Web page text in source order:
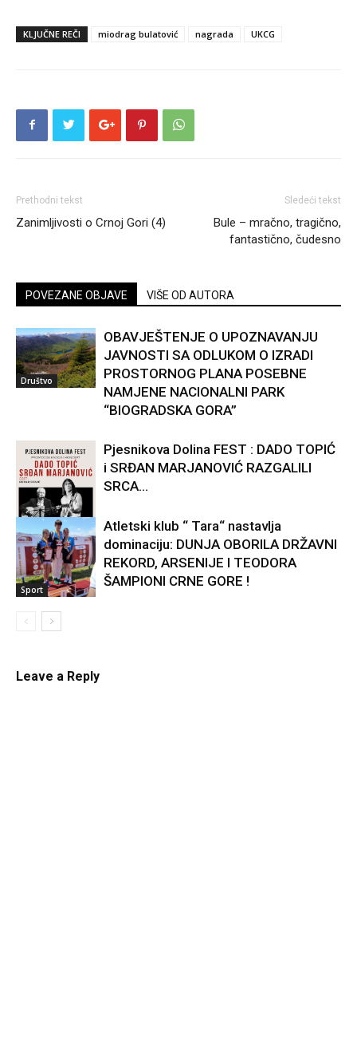
KLJUČNE REČI miodrag bulatović nagrada UKCG
Prethodni tekst
Zanimljivosti o Crnoj Gori (4)
Sledeći tekst
Bule – mračno, tragično,
fantastično, čudesno
POVEZANE OBJAVE VIŠE OD AUTORA
Društvo
OBAVJEŠTENJE O UPOZNAVANJU
JAVNOSTI SA ODLUKOM O IZRADI
PROSTORNOG PLANA POSEBNE
NAMJENE NACIONALNI PARK
“BIOGRADSKA GORA”
Kultura
Pjesnikova Dolina FEST : DADO TOPIĆ
i SRĐAN MARJANOVIĆ RAZGALILI
SRCA...
Sport
Atletski klub “ Tara“ nastavlja
dominaciju: DUNJA OBORILA DRŽAVNI
REKORD, ARSENIJE I TEODORA
ŠAMPIONI CRNE GORE !
Leave a Reply